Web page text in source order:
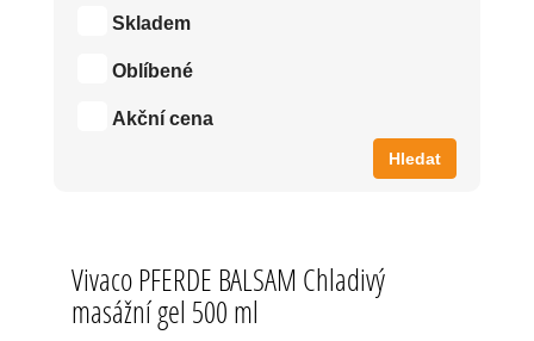
Skladem
Oblíbené
Akční cena
Hledat
Vivaco PFERDE BALSAM Chladivý
masážní gel 500 ml